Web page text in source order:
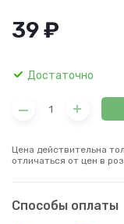
39 ₽
Достаточно
Цена действительна
отличаться от цен в
Способы оплаты